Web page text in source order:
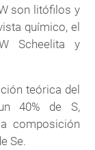
son litófilos y
químico, el
Scheelita y
teórica del
40% de S,
composición
Se.